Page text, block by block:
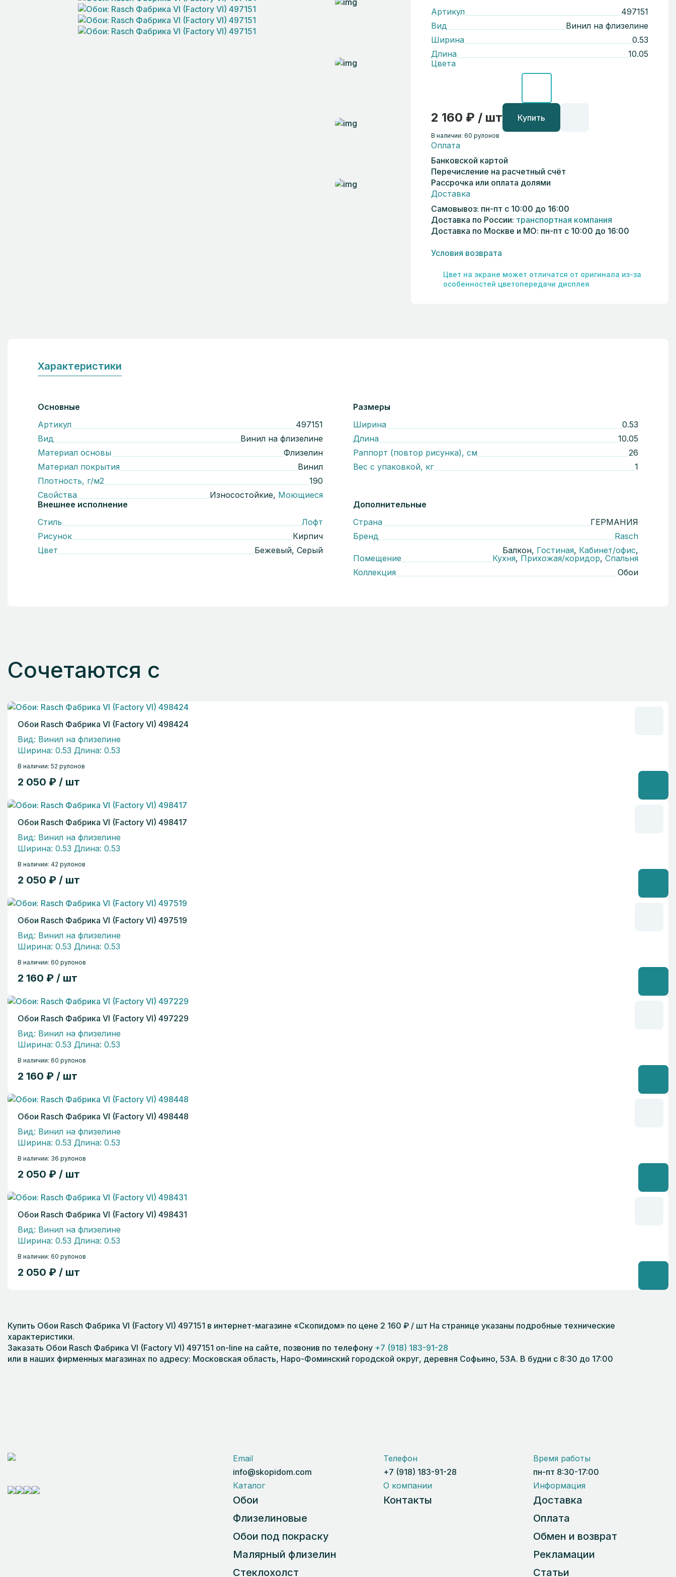
Артикул
497151
Вид
Винил на флизелине
Ширина
0.53
Длина
10.05
Цвета
2 160 ₽ / шт Купить
В наличии: 60 рулонов
Оплата
Банковской картой
Перечисление на расчетный счёт
Рассрочка или оплата долями
Доставка
Самовывоз: пн-пт с 10:00 до 16:00
Доставка по России: транспортная компания
Доставка по Москве и МО: пн-пт с 10:00 до 16:00
Условия возврата
Цвет на экране может отличатся от оригинала из-за
особенностей цветопередачи дисплея
Характеристики
Основные
Артикул
497151
Вид
Винил на флизелине
Материал основы
Флизелин
Материал покрытия
Винил
Плотность, г/м2
190
Свойства
Износостойкие, Моющиеся
Размеры
Ширина
0.53
Длина
10.05
Раппорт (повтор рисунка), см
26
Вес с упаковкой, кг
1
Внешнее исполнение
Стиль
Лофт
Рисунок
Кирпич
Цвет
Бежевый, Серый
Дополнительные
Страна
ГЕРМАНИЯ
Бренд
Rasch
Помещение
Балкон, Гостиная, Кабинет/офис,
Кухня, Прихожая/коридор, Спальня
Коллекция
Обои
Сочетаются с
Обои Rasch Фабрика VI (Factory VI) 498424
Вид: Винил на флизелине
Ширина: 0.53 Длина: 0.53
В наличии: 52 рулонов
2 050 ₽ / шт
Обои Rasch Фабрика VI (Factory VI) 498417
Вид: Винил на флизелине
Ширина: 0.53 Длина: 0.53
В наличии: 42 рулонов
2 050 ₽ / шт
Обои Rasch Фабрика VI (Factory VI) 497519
Вид: Винил на флизелине
Ширина: 0.53 Длина: 0.53
В наличии: 60 рулонов
2 160 ₽ / шт
Обои Rasch Фабрика VI (Factory VI) 497229
Вид: Винил на флизелине
Ширина: 0.53 Длина: 0.53
В наличии: 60 рулонов
2 160 ₽ / шт
Обои Rasch Фабрика VI (Factory VI) 498448
Вид: Винил на флизелине
Ширина: 0.53 Длина: 0.53
В наличии: 36 рулонов
2 050 ₽ / шт
Обои Rasch Фабрика VI (Factory VI) 498431
Вид: Винил на флизелине
Ширина: 0.53 Длина: 0.53
В наличии: 60 рулонов
2 050 ₽ / шт
Купить Обои Rasch Фабрика VI (Factory VI) 497151 в интернет-магазине «Скопидом» по цене 2 160 ₽ / шт На странице указаны подробные технические
характеристики.
Заказать Обои Rasch Фабрика VI (Factory VI) 497151 on-line на сайте, позвонив по телефону +7 (918) 183-91-28
или в наших фирменных магазинах по адресу: Московская область, Наро-Фоминский городской округ, деревня Софьино, 53А. В будни с 8:30 до 17:00
Email
info@skopidom.com
Телефон
+7 (918) 183-91-28
Время работы
пн-пт 8:30-17:00
Каталог
Обои
Флизелиновые
Обои под покраску
Малярный флизелин
Стеклохолст
О компании
Контакты
Информация
Доставка
Оплата
Обмен и возврат
Рекламации
Статьи